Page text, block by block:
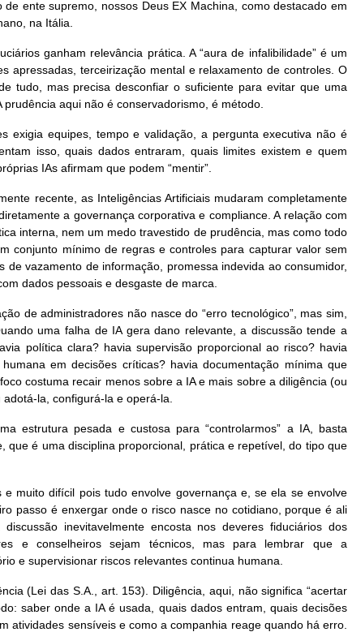
ente supremo, nossos Deus EX Machina, como destacado em
na Itália.
ganham relevância prática. A “aura de infalibilidade” é um
apressadas, terceirização mental e relaxamento de controles. O
tudo, mas precisa desconfiar o suficiente para evitar que uma
aqui não é conservadorismo, é método.
exigia equipes, tempo e validação, a pergunta executiva não é
isso, quais dados entraram, quais limites existem e quem
IAs afirmam que podem “mentir”.
recente, as Inteligências Artificiais mudaram completamente
a governança corporativa e compliance. A relação com
interna, nem um medo travestido de prudência, mas como todo
conjunto mínimo de regras e controles para capturar valor sem
vazamento de informação, promessa indevida ao consumidor,
dados pessoais e desgaste de marca.
de administradores não nasce do “erro tecnológico”, mas sim,
uma falha de IA gera dano relevante, a discussão tende a
política clara? havia supervisão proporcional ao risco? havia
em decisões críticas? havia documentação mínima que
costuma recair menos sobre a IA e mais sobre a diligência (ou
la, configurá-la e operá-la.
estrutura pesada e custosa para “controlarmos” a IA, basta
que é uma disciplina proporcional, prática e repetível, do tipo que
muito difícil pois tudo envolve governança e, se ela se envolve
passo é enxergar onde o risco nasce no cotidiano, porque é ali
inevitavelmente encosta nos deveres fiduciários dos
e conselheiros sejam técnicos, mas para lembrar que a
e supervisionar riscos relevantes continua humana.
(Lei das S.A., art. 153). Diligência, aqui, não significa “acertar
saber onde a IA é usada, quais dados entram, quais decisões
atividades sensíveis e como a companhia reage quando há erro.